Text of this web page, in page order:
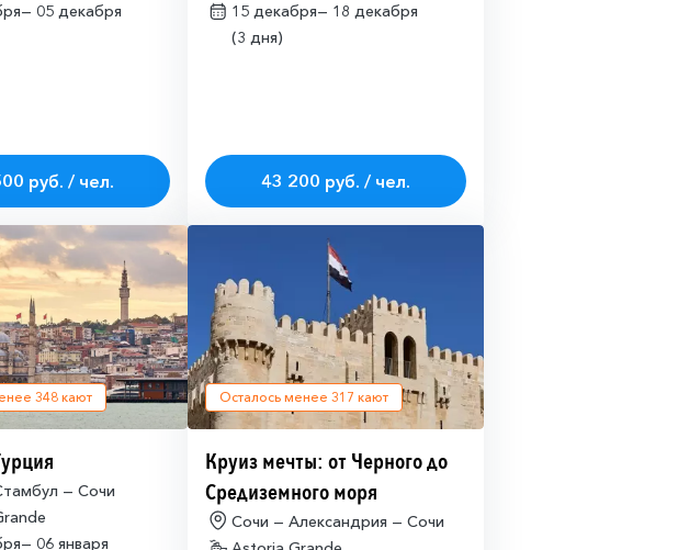
05 декабря
руб. / чел.
15 декабря— 18 декабря
(3 дня)
43 200 руб. / чел.
348 кают
— Сочи
06 января
Осталось менее 317 кают
Круиз мечты: от Черного до
Средиземного моря
Сочи — Александрия — Сочи